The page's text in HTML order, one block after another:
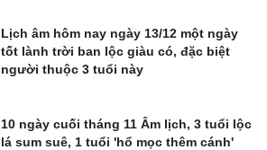
Lịch âm hôm nay ngày 13/12 một ngày
tốt lành trời ban lộc giàu có, đặc biệt
người thuộc 3 tuổi này
10 ngày cuối tháng 11 Âm lịch, 3 tuổi lộc
lá sum suê, 1 tuổi 'hổ mọc thêm cánh'